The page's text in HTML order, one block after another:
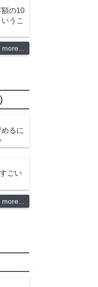
の10
うこ
more...
るに
ごい
more...